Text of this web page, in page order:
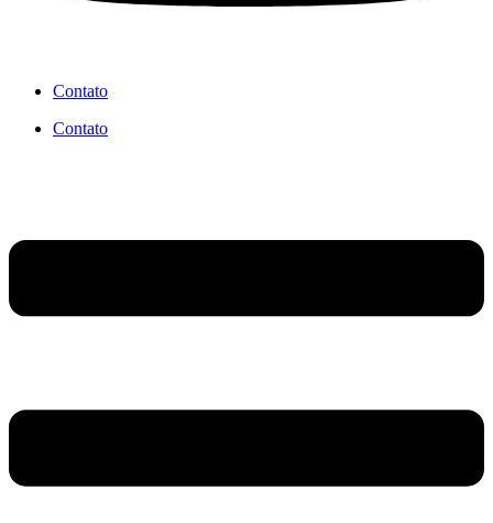
Contato
Contato